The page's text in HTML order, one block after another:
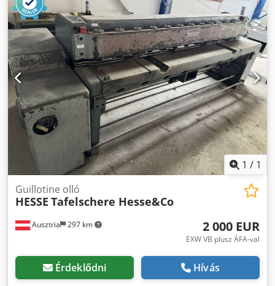
1 / 1
Ausztria 297 km
Guillotine olló
HESSE Tafelschere Hesse&Co
2 000 EUR
EXW VB plusz ÁFA-val
Érdeklődni Hívás